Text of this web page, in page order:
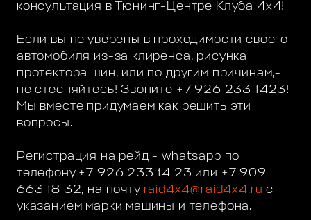
консультация в Тюнинг-Центре Клуба 4х4!
Если вы не уверены в проходимости своего
автомобиля из-за клиренса, рисунка
протектора шин, или по другим причинам,-
не стесняйтесь! Звоните +7 926 233 1423!
Мы вместе придумаем как решить эти
вопросы.
Регистрация на рейд - whatsapp по
телефону +7 926 233 14 23 или +7 909
663 18 32, на почту raid4x4@raid4x4.ru с
указанием марки машины и телефона.